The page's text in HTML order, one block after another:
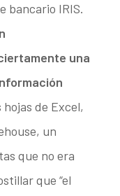
bancario IRIS.
una
hojas de Excel,
un
que no era
que “el